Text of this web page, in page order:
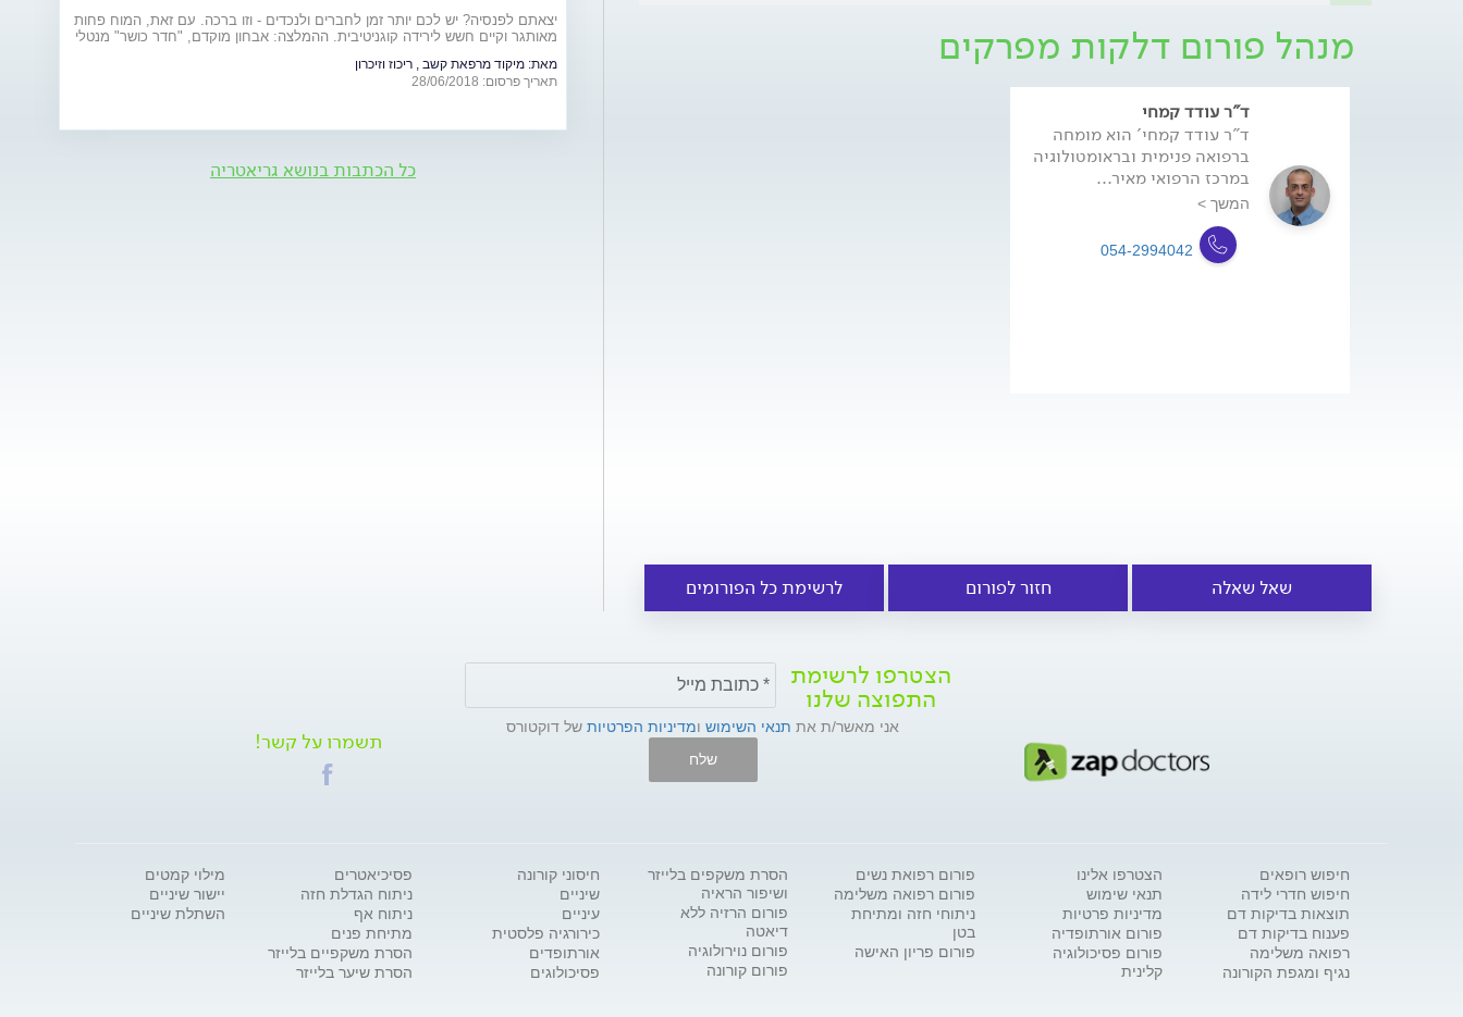
מנהל פורום דלקות מפרקים
ד"ר עודד קמחי
ד"ר עודד קמחי' הוא מומחה
ברפואה פנימית ובראומטולוגיה
במרכז הרפואי מאיר...
המשך >
054-2994042
שאל שאלה חזור לפורום לרשימת כל הפורומים
יצאתם לפנסיה? יש לכם יותר זמן לחברים ולנכדים - וזו ברכה. עם זאת, המוח פחות
מאותגר וקיים חשש לירידה קוגניטיבית. ההמלצה: אבחון מוקדם, "חדר כושר" מנטלי
מאת: מיקוד מרפאת קשב , ריכוז וזיכרון
תאריך פרסום: 28/06/2018
כל הכתבות בנושא גריאטריה
הצטרפו לרשימת
התפוצה שלנו
אני מאשר/ת את תנאי השימוש ומדיניות הפרטיות של דוקטורס
שלח
תשמרו על קשר!
חיפוש רופאים
חיפוש חדרי לידה
תוצאות בדיקות דם
פענוח בדיקות דם
רפואה משלימה
נגיף ומגפת הקורונה
הצטרפו אלינו
תנאי שימוש
מדיניות פרטיות
פורום אורתופדיה
פורום פסיכולוגיה
קלינית
פורום רפואת נשים
פורום רפואה משלימה
ניתוחי חזה ומתיחת
בטן
פורום פריון האישה
הסרת משקפים בלייזר
ושיפור הראיה
פורום הרזיה ללא
דיאטה
פורום נוירולוגיה
פורום קורונה
חיסוני קורונה
שיניים
עיניים
כירורגיה פלסטית
אורתופדים
פסיכולוגים
פסיכיאטרים
ניתוח הגדלת חזה
ניתוח אף
מתיחת פנים
הסרת משקפיים בלייזר
הסרת שיער בלייזר
מילוי קמטים
יישור שיניים
השתלת שיניים